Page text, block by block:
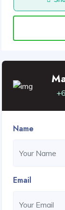
Name
Email